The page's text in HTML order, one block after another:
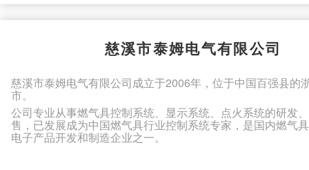
慈溪市泰姆电气有限公司
慈溪市泰姆电气有限公司成立于2006年，位于中国百强县的
市。
公司专业从事燃气具控制系统、显示系统、点火系统的研发
售，已发展成为中国燃气具行业控制系统专家，是国内燃气
电子产品开发和制造企业之一。